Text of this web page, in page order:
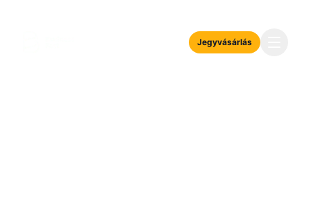
Jegyvásárlás